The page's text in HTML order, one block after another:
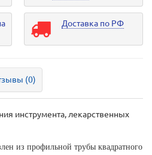
Доставка по РФ
(0)
инструмента, лекарственных
из профильной трубы квадратного